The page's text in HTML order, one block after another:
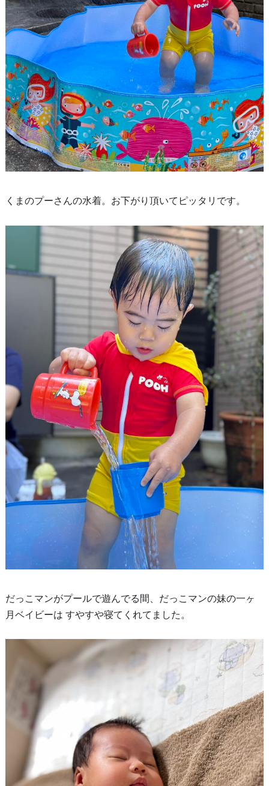
くまのプーさんの水着。お下がり頂いてピッタリです。
だっこマンがプールで遊んでる間、だっこマンの妹の一ヶ
月ベイビーは すやすや寝てくれてました。